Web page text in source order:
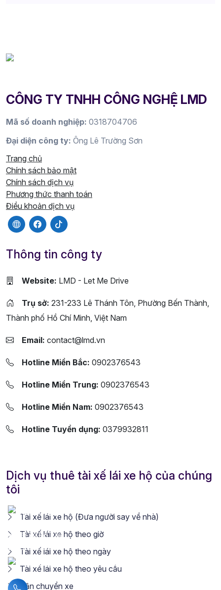
CÔNG TY TNHH CÔNG NGHỆ LMD
Mã số doanh nghiệp: 0318704706
Đại diện công ty: Ông Lê Trường Sơn
Trang chủ
Chính sách bảo mật
Chính sách dịch vụ
Phương thức thanh toán
Điều khoản dịch vụ
Thông tin công ty
Website: LMD - Let Me Drive
Trụ sở: 231-233 Lê Thánh Tôn, Phường Bến Thành,
Thành phố Hồ Chí Minh, Việt Nam
Email: contact@lmd.vn
Hotline Miền Bắc: 0902376543
Hotline Miền Trung: 0902376543
Hotline Miền Nam: 0902376543
Hotline Tuyển dụng: 0379932811
Dịch vụ thuê tài xế lái xe hộ của chúng
tôi
Tài xế lái xe hộ (Đưa người say về nhà)
Tài xế lái xe hộ theo giờ
Tài xế lái xe hộ theo ngày
Tài xế lái xe hộ theo yêu cầu
Vận chuyển xe
Liên hệ hotline